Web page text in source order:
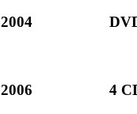
2004
2006 4